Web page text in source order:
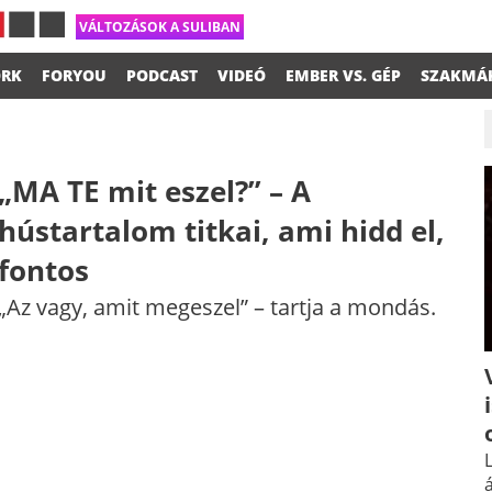
VÁLTOZÁSOK A SULIBAN
FORYOU PODCAST VIDEÓ EMBER VS. GÉP
TE mit eszel?” – A
titkai, ami hidd el,
vagy, amit megeszel” – tartja a mondás.